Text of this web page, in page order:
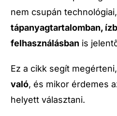
nem csupán
tápanyagtartalomban,
felhasználásban is
Ez a cikk segít megérteni,
való, és mikor érdemes
helyett választani.